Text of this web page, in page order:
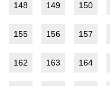
148 149 150
155 156 157
162 163 164